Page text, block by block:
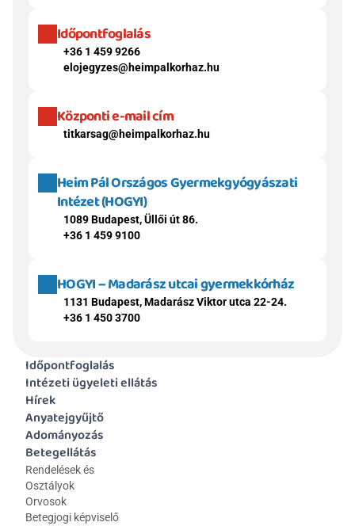
Időpontfoglalás
+36 1 459 9266
elojegyzes@heimpalkorhaz.hu
Központi e-mail cím
titkarsag@heimpalkorhaz.hu
Heim Pál Országos Gyermekgyógyászati
Intézet (HOGYI)
1089 Budapest, Üllői út 86.
+36 1 459 9100
HOGYI – Madarász utcai gyermekkórház
1131 Budapest, Madarász Viktor utca 22-24.
+36 1 450 3700
Időpontfoglalás
Intézeti ügyeleti ellátás
Hírek
Anyatejgyűjtő
Adományozás
Betegellátás
Rendelések és
Osztályok
Orvosok
Betegjogi képviselő